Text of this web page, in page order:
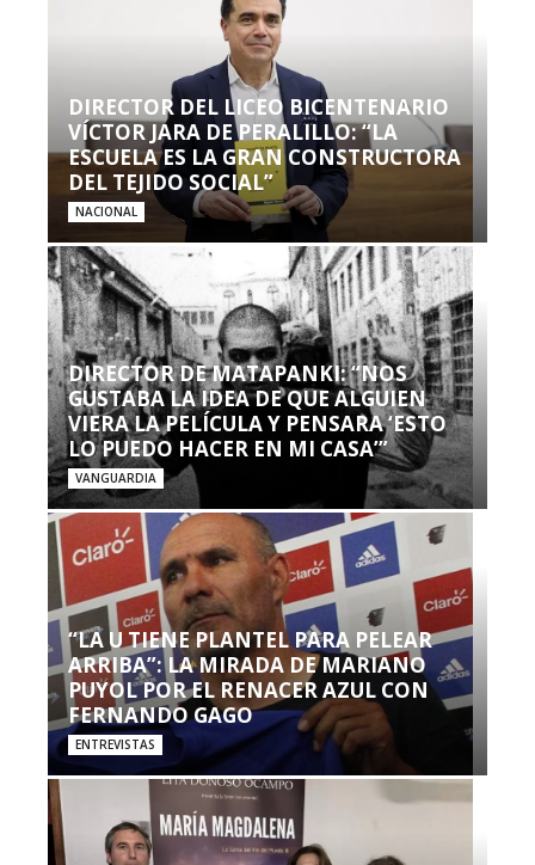
DIRECTOR DEL LICEO BICENTENARIO
VÍCTOR JARA DE PERALILLO: “LA
ESCUELA ES LA GRAN CONSTRUCTORA
DEL TEJIDO SOCIAL”
NACIONAL
DIRECTOR DE MATAPANKI: “NOS
GUSTABA LA IDEA DE QUE ALGUIEN
VIERA LA PELÍCULA Y PENSARA ‘ESTO
LO PUEDO HACER EN MI CASA’”
VANGUARDIA
“LA U TIENE PLANTEL PARA PELEAR
ARRIBA”: LA MIRADA DE MARIANO
PUYOL POR EL RENACER AZUL CON
FERNANDO GAGO
ENTREVISTAS